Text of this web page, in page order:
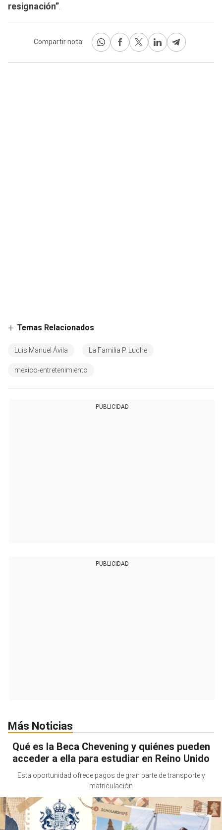
resignación”
Compartir nota:
Temas Relacionados
Luis Manuel Ávila La Familia P. Luche
mexico-entretenimiento
PUBLICIDAD
PUBLICIDAD
Más Noticias
Qué es la Beca Chevening y quiénes pueden
acceder a ella para estudiar en Reino Unido
Esta oportunidad ofrece pagos de gran parte de transporte y
matriculación